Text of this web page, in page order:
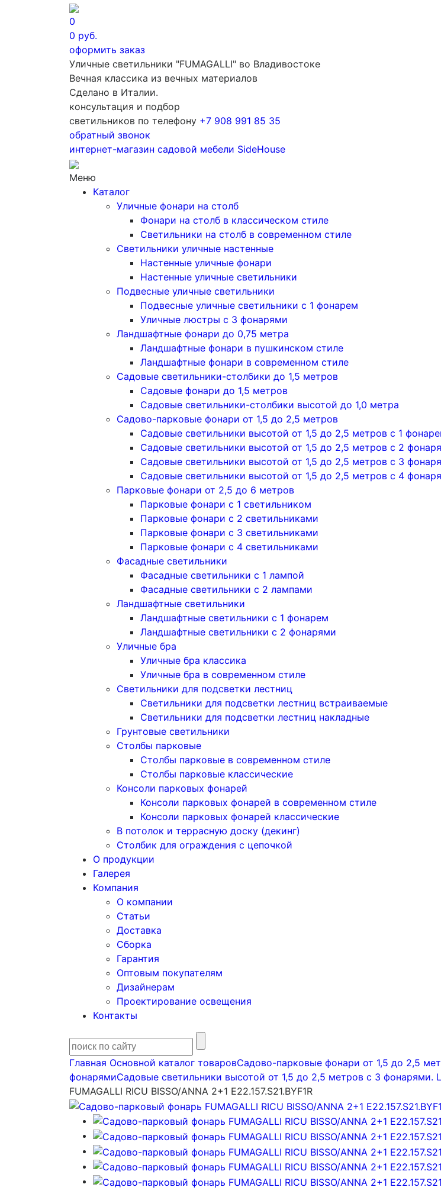
0
0 руб.
оформить заказ
Уличные светильники "FUMAGALLI" во Владивостоке
Вечная классика из вечных материалов
Сделано в Италии.
консультация и подбор
светильников по телефону +7 908 991 85 35
обратный звонок
интернет-магазин садовой мебели SideHouse
Меню
Каталог
Уличные фонари на столб
Фонари на столб в классическом стиле
Светильники на столб в современном стиле
Светильники уличные настенные
Настенные уличные фонари
Настенные уличные светильники
Подвесные уличные светильники
Подвесные уличные светильники с 1 фонарем
Уличные люстры с 3 фонарями
Ландшафтные фонари до 0,75 метра
Ландшафтные фонари в пушкинском стиле
Ландшафтные фонари в современном стиле
Садовые светильники-столбики до 1,5 метров
Садовые фонари до 1,5 метров
Садовые светильники-столбики высотой до 1,0 метра
Садово-парковые фонари от 1,5 до 2,5 метров
Садовые светильники высотой от 1,5 до 2,5 метров с 1
Садовые светильники высотой от 1,5 до 2,5 метров с 2
Садовые светильники высотой от 1,5 до 2,5 метров с 3
Садовые светильники высотой от 1,5 до 2,5 метров с 4
Парковые фонари от 2,5 до 6 метров
Парковые фонари с 1 светильником
Парковые фонари с 2 светильниками
Парковые фонари с 3 светильниками
Парковые фонари с 4 светильниками
Фасадные светильники
Фасадные светильники с 1 лампой
Фасадные светильники c 2 лампами
Ландшафтные светильники
Ландшафтные светильники с 1 фонарем
Ландшафтные светильники с 2 фонарями
Уличные бра
Уличные бра классика
Уличные бра в современном стиле
Светильники для подсветки лестниц
Светильники для подсветки лестниц встраиваемые
Светильники для подсветки лестниц накладные
Грунтовые светильники
Столбы парковые
Столбы парковые в современном стиле
Столбы парковые классические
Консоли парковых фонарей
Консоли парковых фонарей в современном стиле
Консоли парковых фонарей классические
В потолок и террасную доску (декинг)
Столбик для ограждения с цепочкой
О продукции
Галерея
Компания
О компании
Статьи
Доставка
Сборка
Гарантия
Оптовым покупателям
Дизайнерам
Проектирование освещения
Контакты
Главная Основной каталог товаровСадово-парковые фонари от 1,5 до 2,5
фонарямиСадовые светильники высотой от 1,5 до 2,5 метров с 3 фонарями.
FUMAGALLI RICU BISSO/ANNA 2+1 E22.157.S21.BYF1R